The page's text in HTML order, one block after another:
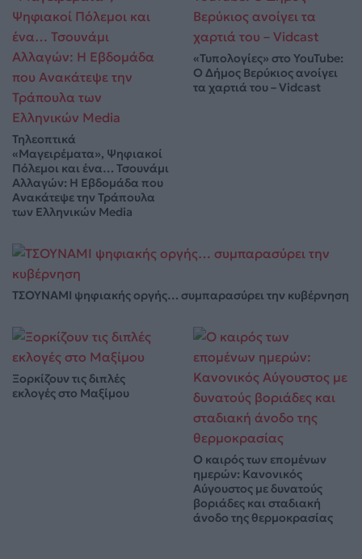
Τηλεοπτικά
«Μαγειρέματα», Ψηφιακοί
Πόλεμοι και ένα… Τσουνάμι
Αλλαγών: Η Εβδομάδα που
Ανακάτεψε την Τράπουλα
των Ελληνικών Media
«Τυπολογίες» στο YouTube:
Ο Δήμος Βερύκιος ανοίγει
τα χαρτιά του – Vidcast
ΤΣΟΥΝΑΜΙ ψηφιακής οργής… συμπαρασύρει την κυβέρνηση
Ξορκίζουν τις διπλές
εκλογές στο Μαξίμου
Ο καιρός των επομένων
ημερών: Κανονικός
Αύγουστος με δυνατούς
βοριάδες και σταδιακή
άνοδο της θερμοκρασίας